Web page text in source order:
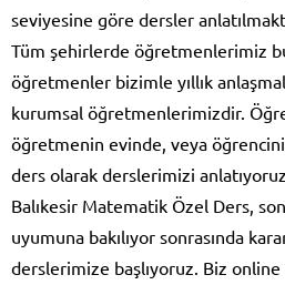
seviyesine göre dersler
Tüm şehirlerde öğretmenlerimiz
öğretmenler bizimle yıllık
kurumsal öğretmenlerimizdir.
öğretmenin evinde, veya
ders olarak derslerimizi anlatıyoruz.
Balıkesir Matematik Özel Ders,
uyumuna bakılıyor sonrasında
derslerimize başlıyoruz. Biz